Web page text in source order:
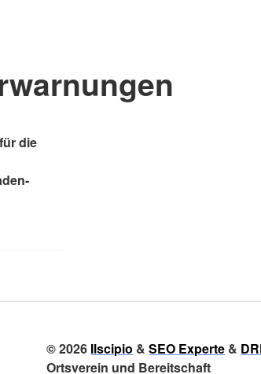
die
© 2026 Ilscipio &SEO Experte &
Ortsverein und Bereitschaft